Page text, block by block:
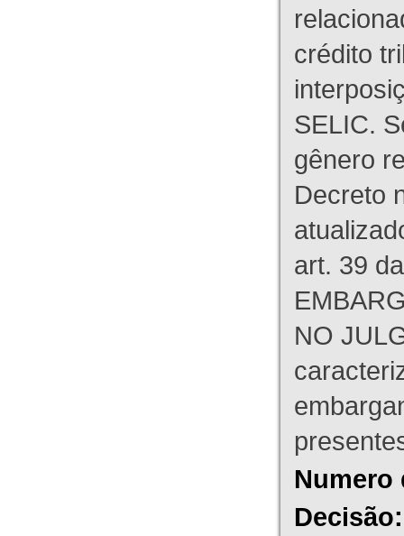
crédito
SELIC.
gênero
Decreto
art. 39
NO
Numero
Decisão: